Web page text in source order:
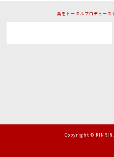
美をトータルプロデュース
Copyright ©